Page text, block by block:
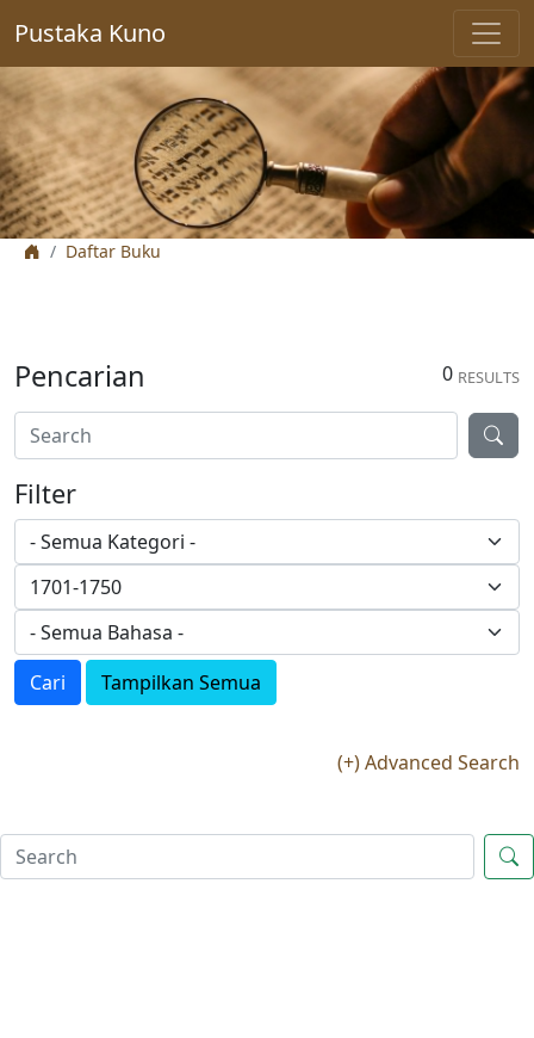
Pustaka Kuno
Daftar Buku
0 RESULTS
Pencarian
Filter
Cari Tampilkan Semua
(+) Advanced Search